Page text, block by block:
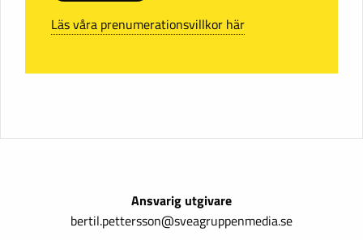
Läs våra prenumerationsvillkor här
Ansvarig utgivare
bertil.pettersson@sveagruppenmedia.se